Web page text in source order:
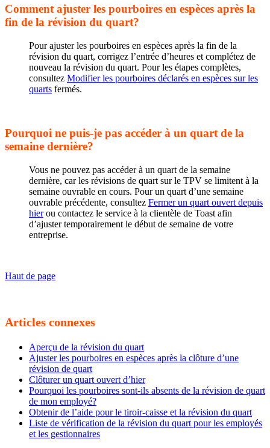
Comment ajuster les pourboires en espèces après la
fin de la révision du quart?
Pour ajuster les pourboires en espèces après la fin de la
révision du quart, corrigez l’entrée d’heures et complétez de
nouveau la révision du quart. Pour les étapes complètes,
consultez Modifier les pourboires déclarés en espèces sur les
quarts fermés.
Pourquoi ne puis-je pas accéder à un quart de la
semaine dernière?
Vous ne pouvez pas accéder à un quart de la semaine
dernière, car les révisions de quart sur le TPV se limitent à la
semaine ouvrable en cours. Pour un quart d’une semaine
ouvrable précédente, consultez Fermer un quart ouvert depuis
hierou contactez le service à la clientèle de Toast afin
d’ajuster temporairement le début de semaine de votre
entreprise.
Haut de page
Articles connexes
Aperçu de la révision du quart
Ajuster les pourboires en espèces après la clôture d’une
révision de quart
Clôturer un quart ouvert d’hier
Pourquoi les pourboires sont-ils absents de la révision de quart
de mon employé?
Obtenir de l’aide pour le tiroir-caisse et la révision du quart
Liste de vérification de la révision du quart pour les employés
et les gestionnaires